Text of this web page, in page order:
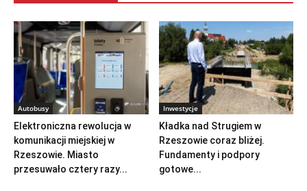
Autobusy
Elektroniczna rewolucja w
komunikacji miejskiej w
Rzeszowie. Miasto
przesuwało cztery razy...
Inwestycje
Kładka nad Strugiem w
Rzeszowie coraz bliżej.
Fundamenty i podpory
gotowe...